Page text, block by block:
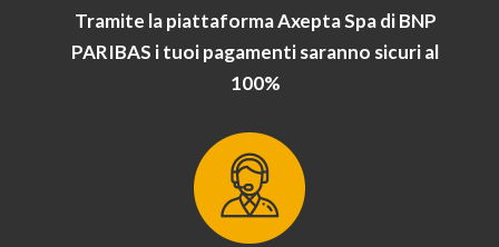
Tramite la piattaforma Axepta Spa di BNP
PARIBAS i tuoi pagamenti saranno sicuri al
100%